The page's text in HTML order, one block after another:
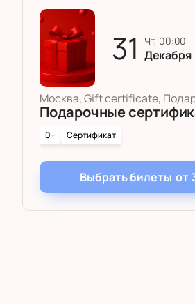
31 чт, 00:00
Декабря
Подарочные
0+ Сертификат
Выбрать билеты от